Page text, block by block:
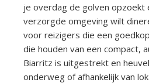
je overdag de golven opzoekt
verzorgde omgeving wilt
voor reizigers die een
die houden van een compact,
Biarritz is uitgestrekt en
onderweg of afhankelijk van